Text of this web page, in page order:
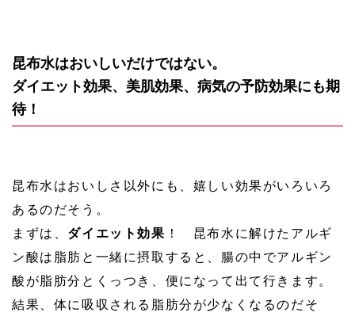
昆布水はおいしいだけではない。
ダイエット効果、美肌効果、病気の予防効果にも期
待！
昆布水はおいしさ以外にも、嬉しい効果がいろいろ
あるのだそう。
まずは、 ダイエット効果 ！ 昆布水に解けたアルギ
ン酸は脂肪と一緒に摂取すると、腸の中でアルギン
酸が脂肪分とくっつき、便になって出て行きます。
結果、体に吸収される脂肪分が少なくなるのだそ